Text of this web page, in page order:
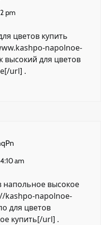
pm
цветов купить
napolnoe-
для цветов
url] .
am
напольное высокое
kashpo-napolnoe-
для цветов
купить[/url] .